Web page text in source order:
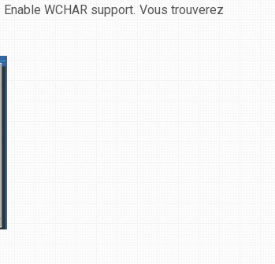
Enable WCHAR support. Vous trouverez